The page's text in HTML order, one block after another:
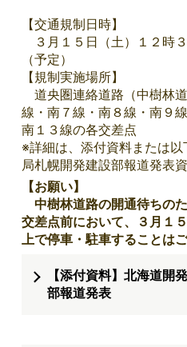
【交通規制日時】
３月１５日（土）１２時
（予定）
【規制実施場所】
道央圏連絡道路（中樹林
線・南７線・南８線・南９
南１３線の各交差点
※詳細は、添付資料または
局札幌開発建設部報道発表
【お願い】
中樹林道路の開通待ちの
交差点前において、３月１
上で停車・駐車することは
【添付資料】北海道開
部報道発表